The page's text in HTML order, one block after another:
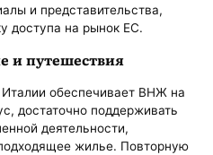
и представительства,
доступа на рынок ЕС.
и путешествия
обеспечивает ВНЖ на
достаточно поддерживать
деятельности,
жилье. Повторную